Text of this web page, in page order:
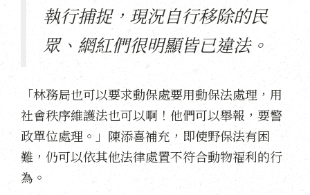
執行捕捉，現況自行移除的民
眾、網紅們很明顯皆已違法。
「林務局也可以要求動保處要用動保法處理，用
社會秩序維護法也可以啊！他們可以舉報，要警
政單位處理。」陳添喜補充，即使野保法有困
難，仍可以依其他法律處置不符合動物福利的行
為。